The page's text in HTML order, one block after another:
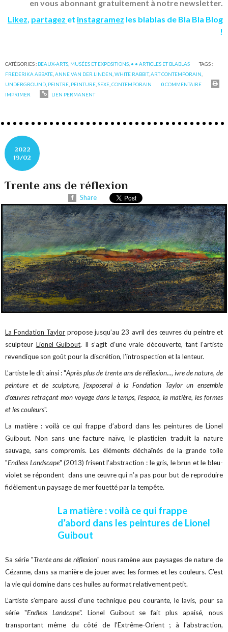
en vous abonnant gratuitement à notre newsletter.
Likez, partagez et instagramez les blablas de Bla Bla Blog
!
CATÉGORIES : BEAUX-ARTS, MUSÉES ET EXPOSITIONS • • ARTICLES ET BLABLAS
TAGS :
FREDERIKA ABBATE ,ANNE VAN DER LINDEN ,WHITE RABBIT,ART CONTEMPORAIN
UNDERGROUND PEINTRE PEINTURE ,SEXE ,CONTEMPORAIN 0COMMENTAIRE
IMPRIMER
LIEN PERMANENT
2022
19/02
Trente ans de réflexion
Share
La Fondation Taylor propose jusqu’au 23 avril des œuvres du peintre et
sculpteur Lionel Guibout. Il s’agit d’une vraie découverte, tant l’artiste
revendique son goût pour la discrétion, l’introspection et la lenteur.
L’artiste le dit ainsi : "Après plus de trente ans de réflexion..., ivre de nature, de
peinture et de sculpture, j'exposerai à la Fondation Taylor un ensemble
d'œuvres retraçant mon voyage dans le temps, l'espace, la matière, les formes
et les couleurs".
La matière : voilà ce qui frappe d’abord dans les peintures de Lionel
Guibout. Non sans une facture naïve, le plasticien traduit la nature
sauvage, sans compromis. Les éléments déchaînés de la grande toile
"Endless Landscape" (2013) frisent l’abstraction : le gris, le brun et le bleu-
violet se répondent dans une œuvre qui n’a pas pour but de reproduire
fidèlement un paysage de mer fouetté par la tempête.
La matière : voilà ce qui frappe
d’abord dans les peintures de Lionel
Guibout
Sa série "Trente ans de réflexion" nous ramène aux paysages de nature de
Cézanne, dans sa manière de jouer avec les formes et les couleurs. C’est
la vie qui domine dans ces huiles au format relativement petit.
L’artiste s’empare aussi d’une technique peu courante, le lavis, pour sa
série "Endless Landcape". Lionel Guibout se fait plus apaisé, nous
transportant même du côté de l’Extrême-Orient ; à l’abstraction,